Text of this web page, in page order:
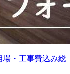
場・工事費込み総